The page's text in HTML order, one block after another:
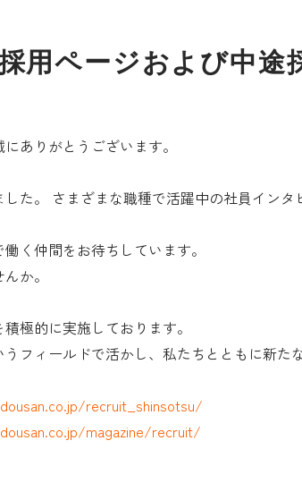
用ページおよび中
ありがとうございます。
た。 さまざまな職種で活躍中の社員インタ
く仲間をお待ちしています。
か。
極的に実施しております。
フィールドで活かし、私たちとともに新た
recruit_shinsotsu/
magazine/recruit/